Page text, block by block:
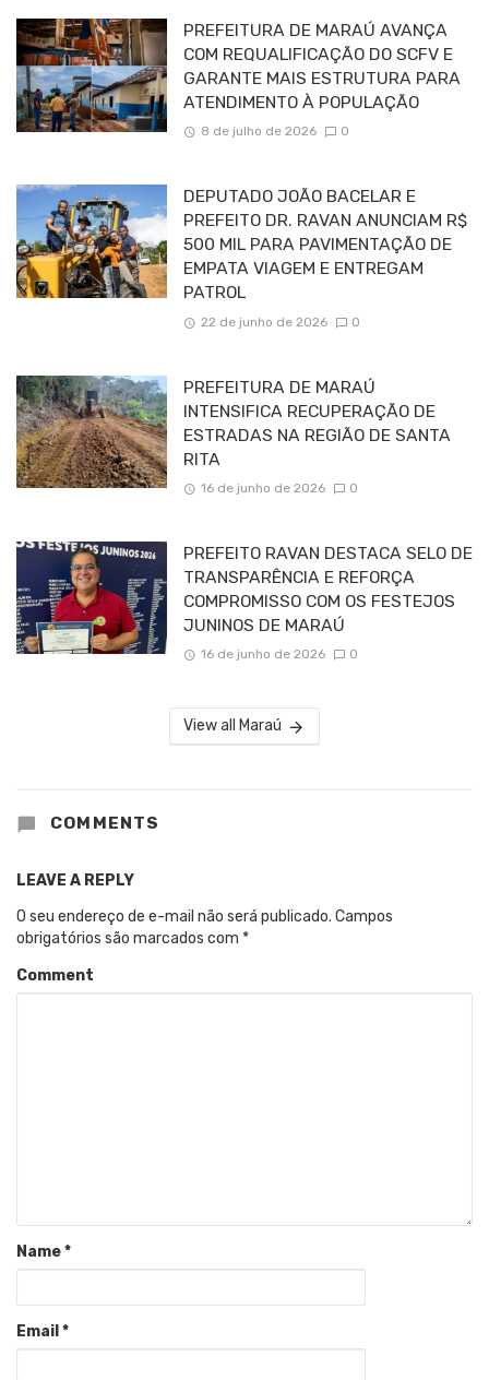
PREFEITURA DE MARAÚ AVANÇA
COM REQUALIFICAÇÃO DO SCFV E
GARANTE MAIS ESTRUTURA PARA
ATENDIMENTO À POPULAÇÃO
8 de julho de 2026 0
DEPUTADO JOÃO BACELAR E
PREFEITO DR. RAVAN ANUNCIAM R$
500 MIL PARA PAVIMENTAÇÃO DE
EMPATA VIAGEM E ENTREGAM
PATROL
22 de junho de 2026 0
PREFEITURA DE MARAÚ
INTENSIFICA RECUPERAÇÃO DE
ESTRADAS NA REGIÃO DE SANTA
RITA
16 de junho de 2026 0
PREFEITO RAVAN DESTACA SELO DE
TRANSPARÊNCIA E REFORÇA
COMPROMISSO COM OS FESTEJOS
JUNINOS DE MARAÚ
16 de junho de 2026 0
View all Maraú
COMMENTS
LEAVE A REPLY
O seu endereço de e-mail não será publicado. Campos
obrigatórios são marcados com *
Comment
Name*
Email *